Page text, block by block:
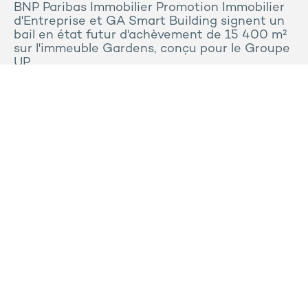
BNP Paribas Immobilier Promotion Immobilier
d'Entreprise et GA Smart Building signent un
bail en état futur d'achèvement de 15 400 m²
sur l'immeuble Gardens, conçu pour le Groupe
UP.